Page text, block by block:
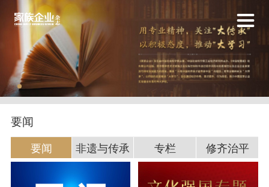
要闻
要闻 非遗与传承 专栏 修齐治平